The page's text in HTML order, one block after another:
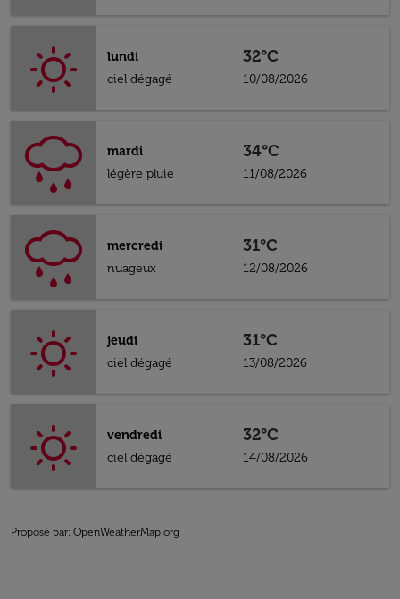
lundi
ciel dégagé
32°C
10/08/2026
mardi
légère pluie
34°C
11/08/2026
mercredi
nuageux
31°C
12/08/2026
jeudi
ciel dégagé
31°C
13/08/2026
vendredi
ciel dégagé
32°C
14/08/2026
Proposé par: OpenWeatherMap.org